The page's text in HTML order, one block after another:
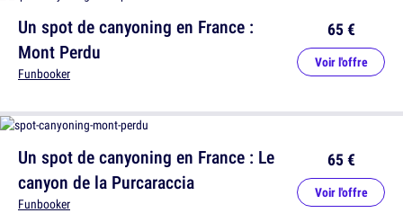
Un spot de canyoning en France :
Mont Perdu
Funbooker
65 €
Voir l'offre
Un spot de canyoning en France : Le
canyon de la Purcaraccia
Funbooker
65 €
Voir l'offre